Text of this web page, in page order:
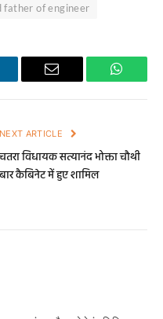
father of engineer
Email
NEXT ARTICLE
चतरा विधायक सत्यानंद भोक्ता चौथी
बार कैबिनेट में हुए शामिल